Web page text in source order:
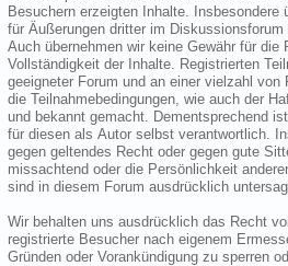
Besuchern erzeigten Inhalte. Insbesondere
für Äußerungen dritter im
Auch übernehmen wir keine Gewähr für die
Vollständigkeit der Inhalte. Registrierten
geeigneter Forum und an einer vielzahl von
die Teilnahmebedingungen, wie auch der
und bekannt gemacht. Dementsprechend
für diesen als Autor selbst verantwortlich.
gegen geltendes Recht oder gegen gute
missachtend oder die Persönlichkeit
sind in diesem Forum ausdrücklich
Wir behalten uns ausdrücklich das Recht
registrierte Besucher nach eigenem
Gründen oder Vorankündigung zu sperren